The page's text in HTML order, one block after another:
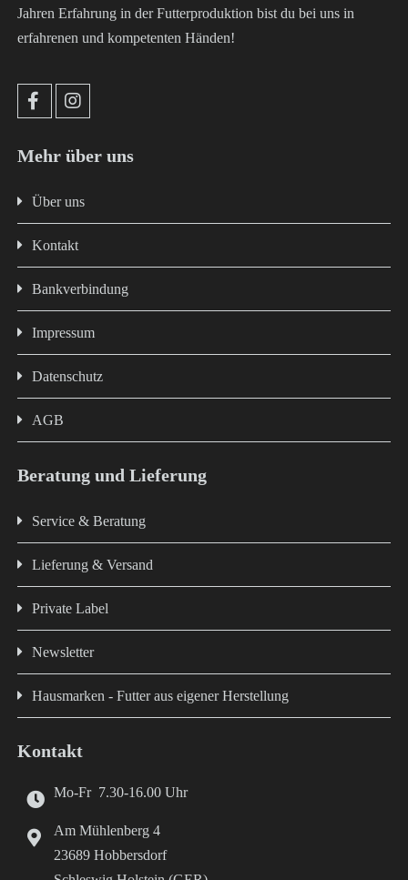
Jahren Erfahrung in der Futterproduktion bist du bei uns in
erfahrenen und kompetenten Händen!
Mehr über uns
Über uns
Kontakt
Bankverbindung
Impressum
Datenschutz
AGB
Beratung und Lieferung
Service & Beratung
Lieferung & Versand
Private Label
Newsletter
Hausmarken - Futter aus eigener Herstellung
Kontakt
Mo-Fr 7.30-16.00 Uhr
Am Mühlenberg 4
23689 Hobbersdorf